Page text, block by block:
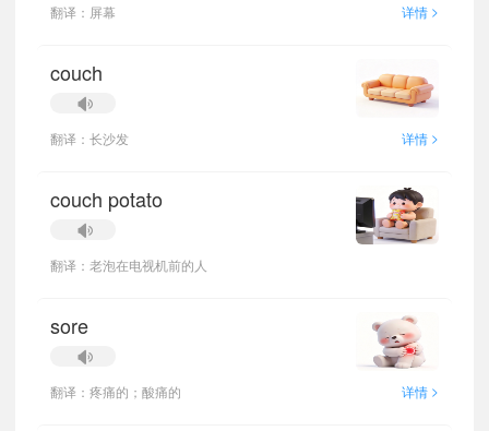
翻译：屏幕 详情 >
couch
翻译：长沙发 详情 >
couch potato
翻译：老泡在电视机前的人
sore
翻译：疼痛的；酸痛的 详情 >